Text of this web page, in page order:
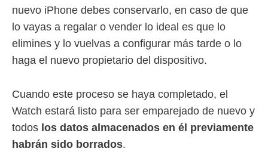
nuevo iPhone debes conservarlo, en caso de que
lo vayas a regalar o vender lo ideal es que lo
elimines y lo vuelvas a configurar más tarde o lo
haga el nuevo propietario del dispositivo.
Cuando este proceso se haya completado, el
Watch estará listo para ser emparejado de nuevo y
todos los datos almacenados en él previamente
habrán sido borrados.